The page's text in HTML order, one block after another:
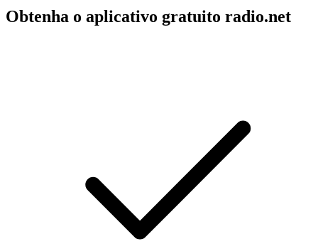
Obtenha o aplicativo gratuito radio.net